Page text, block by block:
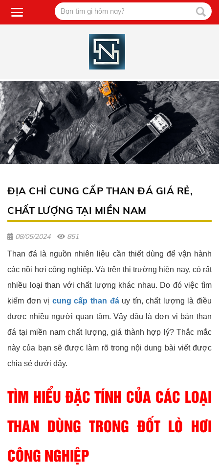
ĐỊA CHỈ CUNG CẤP THAN ĐÁ GIÁ RẺ,
CHẤT LƯỢNG TẠI MIỀN NAM
08/05/2024 851
Than đá là nguồn nhiên liệu cần thiết dùng để vận hành
các nồi hơi công nghiệp. Và trên thị trường hiện nay, có rất
nhiều loại than với chất lượng khác nhau. Do đó việc tìm
kiếm đơn vị cung cấp than đáuy tín, chất lượng là điều
được nhiều người quan tâm. Vậy đâu là đơn vị bán than
đá tại miền nam chất lượng, giá thành hợp lý? Thắc mắc
này của bạn sẽ được làm rõ trong nội dung bài viết được
chia sẻ dưới đây.
TÌM HIỂU ĐẶC TÍNH CỦA CÁC LOẠI
THAN DÙNG TRONG ĐỐT LÒ HƠI
CÔNG NGHIỆP